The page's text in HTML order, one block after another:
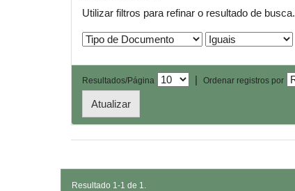
Utilizar filtros para refinar o resultado de busca.
Resultados/Página | Ordenar registros por
Resultado 1-1 de 1.